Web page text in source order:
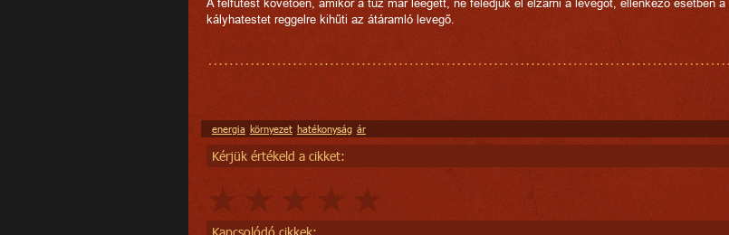
kályhatestet reggelre kihűti az átáramló levegő.
energia környezet hatékonyság ár
Kérjük értékeld a cikket: